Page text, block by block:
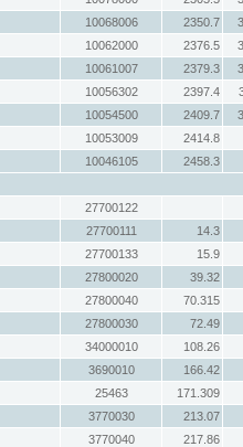
10068006 2350.7
10062000 2376.5
10061007 2379.3
10056302 2397.4
10054500 2409.7
10053009
2414.8
10046105
2458.3
27700122
27700111
14.3
27700133
15.9
27800020
39.32
27800040
70.315
27800030
72.49
34000010
108.26
3690010
166.42
25463
171.309
3770030
213.07
3770040
217.86